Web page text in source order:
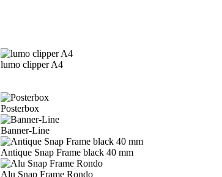
lumo clipper A4
Posterbox
Banner-Line
Antique Snap Frame black 40 mm
Alu Snap Frame Rondo